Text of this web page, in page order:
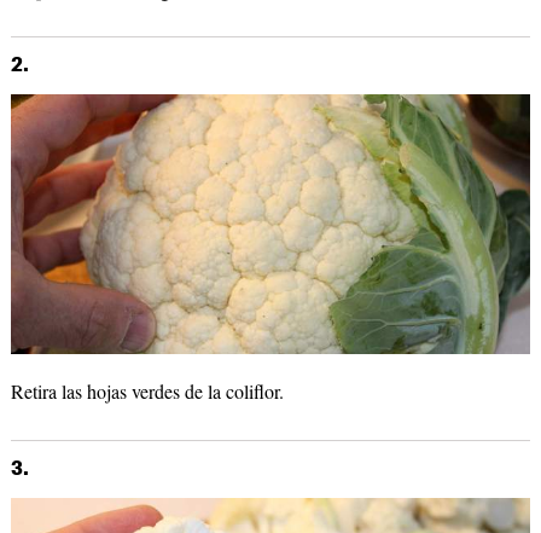
2.
Retira las hojas verdes de la coliflor.
3.